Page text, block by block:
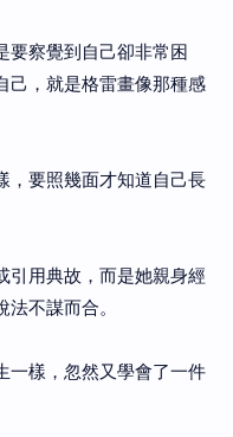
要察覺到自己卻非常困
己，就是格雷畫像那種感
，要照幾面才知道自己長
引用典故，而是她親身經
不謀而合。
一樣，忽然又學會了一件